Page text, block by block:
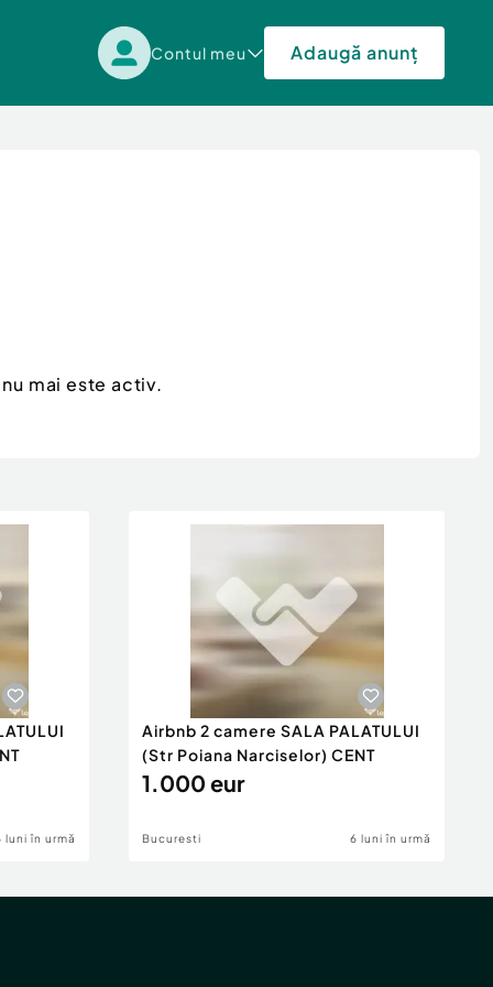
Contul meu Adaugă anunț
mai este activ.
luni în urmă
Airbnb 2 camere SALA PALATULUI
(Str Poiana Narciselor) CENT
1.000 eur
Bucuresti 6 luni în urmă